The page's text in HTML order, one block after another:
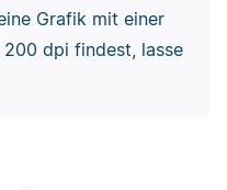
Grafik mit einer
dpi findest, lasse